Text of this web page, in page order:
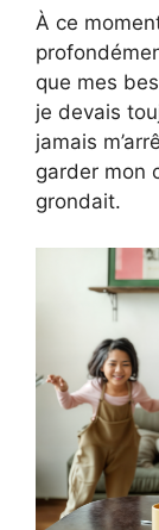
À ce
que mes
je devais
jamais
garder mon
grondait.